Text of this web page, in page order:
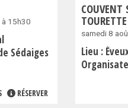
15h30
Sédaiges
RÉSERVER
samedi 8
Lieu :